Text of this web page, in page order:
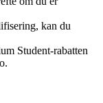
kan du
Student-rabatten